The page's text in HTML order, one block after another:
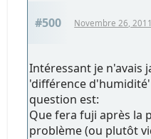
#500 Novembre 26,
Intéressant je n'avais
'différence
question est:
Que fera fuji après la
problème (ou plutôt